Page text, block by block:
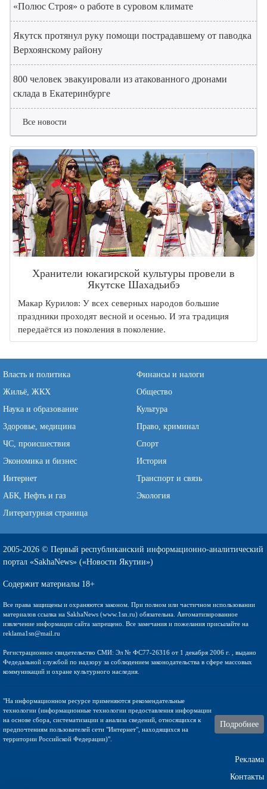
«Полюс Строя» о работе в суровом климате
Якутск протянул руку помощи пострадавшему от паводка
Верхоянскому району
800 человек эвакуировали из атакованного дронами
склада в Екатеринбурге
Все новости
Хранители юкагирской культуры провели в
Якутске Шахадьибэ
Макар Курилов: У всех северных народов большие
праздники проходят весной и осенью. И эта традиция
передаётся из поколения в поколение.
Власть и политика
Финансы и налоги
Жильё, ЖКХ
Общество
Наука и образование
Культура
Здоровье, медицина
Право, криминал
ЧС, происшествия
Спорт
Экономика и бизнес
История
Интернет
Транспорт и связь
АБК, Нефть и газ
Экология
Литературная страница
2005-2026 © Первый республиканский информационно-аналитический
портал «SakhaNews» («Новости Якутии»)
Содержит материалы 18+
Все права защищены и охраняются законом. При полном или частичном использовании
материалов ссылка на SakhaNews (www.1sn.ru) обязательна. Автоматизированное
извлечение информации сайта запрещено. Все замечания и пожелания присылайте на
reklama1sn@mail.ru
Регистрационное свидетельство СМИ: Эл № ФС77-26316 от 1 декабря 2006 г. , выдано
Федедальной службой по надзору за соблюдением законодательства в сфере массовых
коммуникаций и охране культурного наследия.
"На информационном ресурсе применяются рекомендательные
технологии (информационные технологии предоставления информации
на основе сбора, систематизации и анализа сведений, относящихся к
предпочтениям пользователей сети "Интернет", находящихся на
территории Российской Федерации)".
Подробнее
Реклама
Контакты